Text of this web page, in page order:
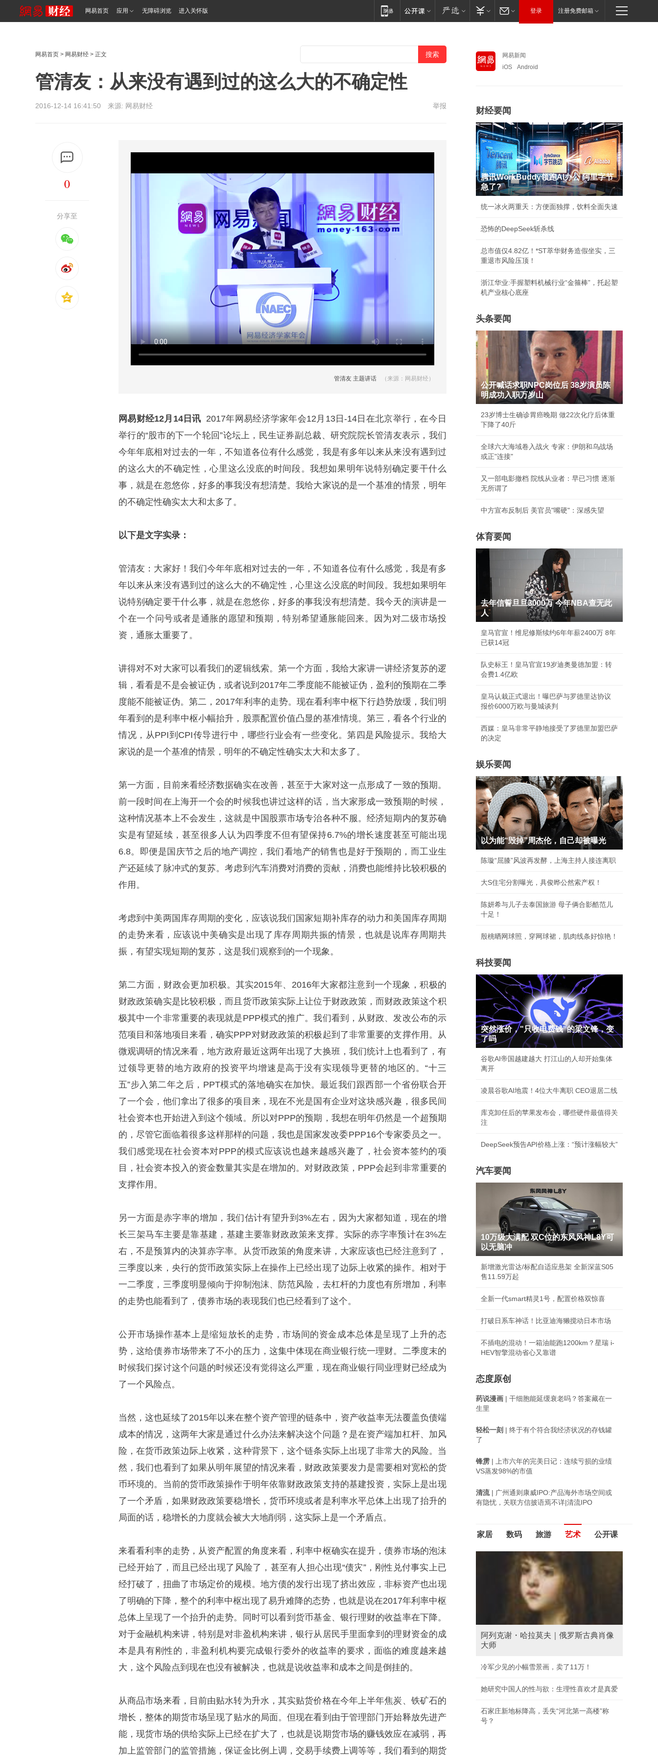
网易首页 应用 无障碍浏览 进入关怀版 登录 注册免费邮箱
网易首页 > 网易财经 > 正文
管清友：从来没有遇到过的这么大的不确定性
2016-12-14 16:41:50 来源: 网易财经 举报
0
分享至
管清友 主题讲话 （来源：网易财经）
网易财经12月14日讯 2017年网易经济学家年会12 月 13日-14 日 在北京举行，在今日
举行的“股市的下一个轮回”论坛上， 民生证券副总裁、研究院院长管清友表示，我们
今年年底相对过去的一年，不知道各位有什么感觉，我是有多年以来从来没有遇到过
的这么大的不确定性，心里这么没底的时间段。我想如果明年说特别确定要干什么
事，就是在忽悠你，好多的事我没有想清楚。我给大家说的是一个基准的情景，明年
的不确定性确实太大和太多了。
以下是文字实录：
管清友：大家好！我们今年年底相对过去的一年，不知道各位有什么感觉，我是有多
年以来从来没有遇到过的这么大的不确定性，心里这么没底的时间段。我想如果明年
说特别确定要干什么事，就是在忽悠你，好多的事我没有想清楚。我今天的演讲是一
个在一个问号或者是通胀的愿望和预期，特别希望通胀能回来。因为对二级市场投
资，通胀太重要了。
讲得对不对大家可以看我们的逻辑线索。第一个方面，我给大家讲一讲经济复苏的逻
辑，看看是不是会被证伪，或者说到2017年二季度能不能被证伪，盈利的预期在二季
度能不能被证伪。第二，2017年利率的走势。现在看利率中枢下行趋势放缓，我们明
年看到的是利率中枢小幅抬升，股票配置价值凸显的基准情境。第三，看各个行业的
情况，从PPI到CPI传导进行中，哪些行业会有一些变化。第四是风险提示。我给大
家说的是一个基准的情景，明年的不确定性确实太大和太多了。
第一方面，目前来看经济数据确实在改善，甚至于大家对这一点形成了一致的预期。
前一段时间在上海开一个会的时候我也讲过这样的话，当大家形成一致预期的时候，
这种情况基本上不会发生，这就是中国股票市场专治各种不服。经济短期内的复苏确
实是有望延续，甚至很多人认为四季度不但有望保持6.7%的增长速度甚至可能出现
6.8。即便是国庆节之后的地产调控，我们看地产的销售也是好于预期的，而工业生
产还延续了脉冲式的复苏。考虑到汽车消费对消费的贡献，消费也能维持比较积极的
作用。
考虑到中美两国库存周期的变化，应该说我们国家短期补库存的动力和美国库存周期
的走势来看，应该说中美确实是出现了库存周期共振的情景，也就是说库存周期共
振，有望实现短期的复苏，这是我们观察到的一个现象。
第二方面，财政会更加积极。其实2015年、2016年大家都注意到一个现象，积极的
财政政策确实是比较积极，而且货币政策实际上让位于财政政策，而财政政策这个积
极其中一个非常重要的表现就是PPP模式的推广。我们看到，从财政、发改公布的示
范项目和落地项目来看，确实PPP对财政政策的积极起到了非常重要的支撑作用。从
微观调研的情况来看，地方政府最近这两年出现了大换班，我们统计上也看到了，有
过领导更替的地方政府的投资平均增速是高于没有实现领导更替的地区的。“十三
五”步入第二年之后，PPT模式的落地确实在加快。最近我们跟西部一个省份联合开
了一个会，他们拿出了很多的项目来，现在不光是国有企业对这块感兴趣，很多民间
社会资本也开始进入到这个领域。所以对PPP的预期，我想在明年仍然是一个超预期
的，尽管它面临着很多这样那样的问题，我也是国家发改委PPP16个专家委员之一。
我们感觉现在社会资本对PPP的模式应该说也越来越感兴趣了，社会资本签约的项
目，社会资本投入的资金数量其实是在增加的。对财政政策，PPP会起到非常重要的
支撑作用。
另一方面是赤字率的增加，我们估计有望升到3%左右，因为大家都知道，现在的增
长三架马车主要是靠基建，基建主要靠财政政策来支撑。实际的赤字率预计在3%左
右，不是预算内的决算赤字率。从货币政策的角度来讲，大家应该也已经注意到了，
三季度以来，央行的货币政策实际上在操作上已经出现了边际上收紧的操作。相对于
一二季度，三季度明显倾向于抑制泡沫、防范风险，去杠杆的力度也有所增加，利率
的走势也能看到了，债券市场的表现我们也已经看到了这个。
公开市场操作基本上是缩短放长的走势，市场间的资金成本总体是呈现了上升的态
势，这给债券市场带来了不小的压力，这集中体现在商业银行统一理财。二季度末的
时候我们探讨这个问题的时候还没有觉得这么严重，现在商业银行同业理财已经成为
了一个风险点。
当然，这也延续了2015年以来在整个资产管理的链条中，资产收益率无法覆盖负债端
成本的情况，这两年大家是通过什么办法来解决这个问题？是在资产端加杠杆、加风
险，在货币政策边际上收紧，这种背景下，这个链条实际上出现了非常大的风险。当
然，我们也看到了如果从明年展望的情况来看，财政政策要发力是需要相对宽松的货
币环境的。当前的货币政策操作于明年依靠财政政策支持的基建投资，实际上是出现
了一个矛盾，如果财政政策要稳增长，货币环境或者是利率水平总体上出现了抬升的
局面的话，稳增长的力度就会被大大地削弱，这实际上是一个矛盾点。
来看看利率的走势，从资产配置的角度来看，利率中枢确实在提升，债券市场的泡沫
已经开始了，而且已经出现了风险了，甚至有人担心出现“债灾”，刚性兑付事实上已
经打破了，扭曲了市场定价的规模。地方债的发行出现了挤出效应，非标资产也出现
了明确的下降，整个的利率中枢出现了易升难降的态势，也就是说在2017年利率中枢
总体上呈现了一个抬升的走势。同时可以看到货币基金、银行理财的收益率在下降。
对于金融机构来讲，特别是对非盈机构来讲，银行从居民手里面拿到的理财资金的成
本是具有刚性的，非盈利机构要完成银行委外的收益率的要求，面临的难度越来越
大，这个风险点到现在也没有被解决，也就是说收益率和成本之间是倒挂的。
从商品市场来看，目前由贴水转为升水，其实贴货价格在今年上半年焦炭、铁矿石的
增长，整体的期货市场呈现了贴水的局面。但现在看到由于管理部门开始释放先进产
能，现货市场的供给实际上已经在扩大了，也就是说期货市场的赚钱效应在减弱，再
加上监管部门的监管措施，保证金比例上调，交易手续费上调等等，我们看到的期货
网易新闻
iOS
Android
财经要闻
腾讯WorkBuddy领跑AI办公 阿里字节
急了?
统一冰火两重天：方便面独撑，饮料全面失速
恐怖的DeepSeek斩杀线
总市值仅4.82亿！*ST萃华财务造假坐实，三
重退市风险压顶！
浙江华业:手握塑料机械行业“金箍棒”，托起塑
机产业核心底座
头条要闻
公开喊话求职NPC岗位后 38岁演员陈
明成功入职万岁山
23岁博士生确诊胃癌晚期 做22次化疗后体重
下降了40斤
全球六大海域卷入战火 专家：伊朗和乌战场
或正"连接"
又一部电影撤档 院线从业者：早已习惯 逐渐
无所谓了
中方宣布反制后 美官员"嘴硬"：深感失望
体育要闻
去年信誓旦旦3000万 今年NBA查无此
人
皇马官宣！维尼修斯续约6年年薪2400万 8年
已获14冠
队史标王！皇马官宣19岁迪奥曼德加盟：转
会费1.4亿欧
皇马认栽正式退出！曝巴萨与罗德里达协议
报价6000万欧与曼城谈判
西媒：皇马非常平静地接受了罗德里加盟巴萨
的决定
娱乐要闻
以为能“毁掉”周杰伦，自己却被曝光
陈璇“屈膝”风波再发酵，上海主持人接连离职
大S住宅分割曝光，具俊晔公然索产权！
陈妍希与儿子去泰国旅游 母子俩合影酷范儿
十足！
殷桃晒网球照，穿网球裙，肌肉线条好惊艳！
科技要闻
突然涨价，"只收电费钱"的梁文锋，变
了吗
谷歌AI帝国越建越大 打江山的人却开始集体
离开
凌晨谷歌AI地震！4位大牛离职 CEO退居二线
库克卸任后的苹果发布会，哪些硬件最值得关
注
DeepSeek预告API价格上涨：“预计涨幅较大”
汽车要闻
10万级大满配 双C位的东风风神L8Y可
以无脑冲
新增激光雷达/标配自适应悬架 全新深蓝S05
售11.59万起
全新一代smart精灵1号，配置价格双惊喜
打破日系车神话！比亚迪海獭搅动日本市场
不插电的混动！一箱油能跑1200km？星瑞 i-
HEV智擎混动省心又靠谱
态度原创
药说漫画 | 干细胞能延缓衰老吗？答案藏在一
生里
轻松一刻 | 终于有个符合我经济状况的存钱罐
了
锋雳 | 上市六年的完美日记：连续亏损的业绩
VS蒸发98%的市值
清流| 广州通则康威IPO:产品海外市场空间或
有隐忧，关联方信披语焉不详|清流IPO
家居 数码 旅游 艺术 公开课
阿列克谢・哈拉莫夫｜俄罗斯古典肖像
大师
冷军少见的小幅雪景画，卖了11万！
她研究中国人的性与欲：生理性喜欢才是真爱
石家庄新地标降高，丢失“河北第一高楼”称
号？